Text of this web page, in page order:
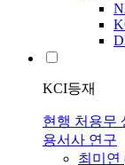
KCI등재
현행 처용무
용서사 연구
최미연